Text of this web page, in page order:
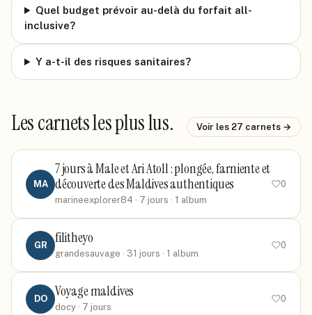
Quel budget prévoir au-delà du forfait all-
inclusive?
Y a-t-il des risques sanitaires?
Les carnets les plus lus. Voir les 27 carnets →
MA
7 jours à Male et Ari Atoll : plongée, farniente et
découverte des Maldives authentiques
marineexplorer84 · 7 jours · 1 album
0
GR filitheyo
grandesauvage · 31 jours · 1 album
0
DO Voyage maldives
docy · 7 jours
0